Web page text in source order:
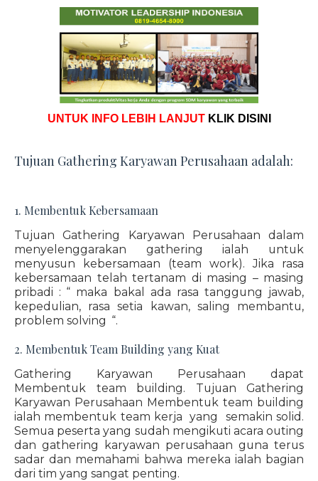
UNTUK INFO LEBIH LANJUT KLIK DISINI
Tujuan Gathering Karyawan Perusahaan adalah:
1. Membentuk Kebersamaan
Tujuan Gathering Karyawan Perusahaan dalam
menyelenggarakan gathering ialah untuk
menyusun kebersamaan (team work). Jika rasa
kebersamaan telah tertanam di masing – masing
pribadi : “ maka bakal ada rasa tanggung jawab,
kepedulian, rasa setia kawan, saling membantu,
problem solving “.
2. Membentuk Team Building yang Kuat
Gathering Karyawan Perusahaan dapat
Membentuk team building. Tujuan Gathering
Karyawan Perusahaan Membentuk team building
ialah membentuk team kerja yang semakin solid.
Semua peserta yang sudah mengikuti acara outing
dan gathering karyawan perusahaan guna terus
sadar dan memahami bahwa mereka ialah bagian
dari tim yang sangat penting.